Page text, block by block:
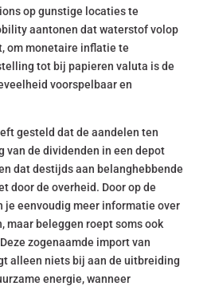
op gunstige locaties te
aantonen dat waterstof volop
om monetaire inflatie te
tot bij papieren valuta is de
voorspelbaar en
gesteld dat de aandelen ten
van de dividenden in een depot
dat destijds aan belanghebbende
door de overheid. Door op de
je eenvoudig meer informatie over
maar beleggen roept soms ook
zogenaamde import van
alleen niets bij aan de uitbreiding
energie, wanneer